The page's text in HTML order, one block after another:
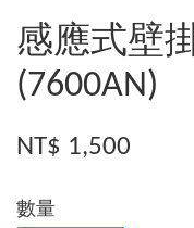
感應式壁
(7600AN)
NT$ 1,500
數量